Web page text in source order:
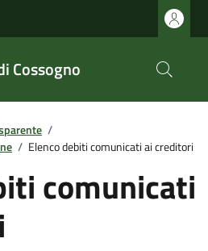
Cossogno
/
/ Elenco debiti comunicati ai creditori
comunicati